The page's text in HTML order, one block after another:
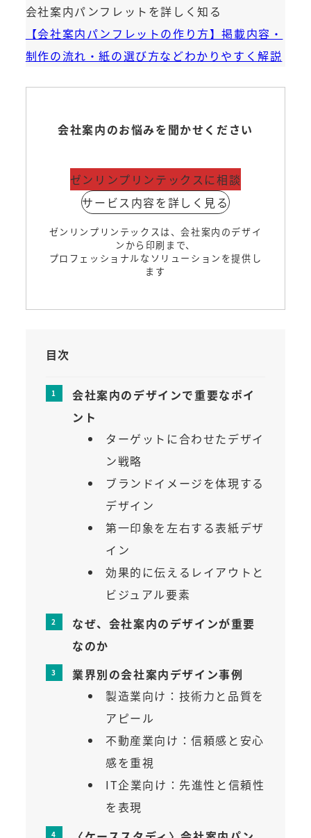
会社案内パンフレットを詳しく知る
【会社案内パンフレットの作り方】掲載内容・
制作の流れ・紙の選び方などわかりやすく解説
会社案内のお悩みを聞かせください
ゼンリンプリンテックスに相談
サービス内容を詳しく見る
ゼンリンプリンテックスは、会社案内のデザイ
ンから印刷まで、
プロフェッショナルなソリューションを提供し
ます
目次
会社案内のデザインで重要なポイ
ント
ターゲットに合わせたデザイ
ン戦略
ブランドイメージを体現する
デザイン
第一印象を左右する表紙デザ
イン
効果的に伝えるレイアウトと
ビジュアル要素
なぜ、会社案内のデザインが重要
なのか
業界別の会社案内デザイン事例
製造業向け：技術力と品質を
アピール
不動産業向け：信頼感と安心
感を重視
IT企業向け：先進性と信頼性
を表現